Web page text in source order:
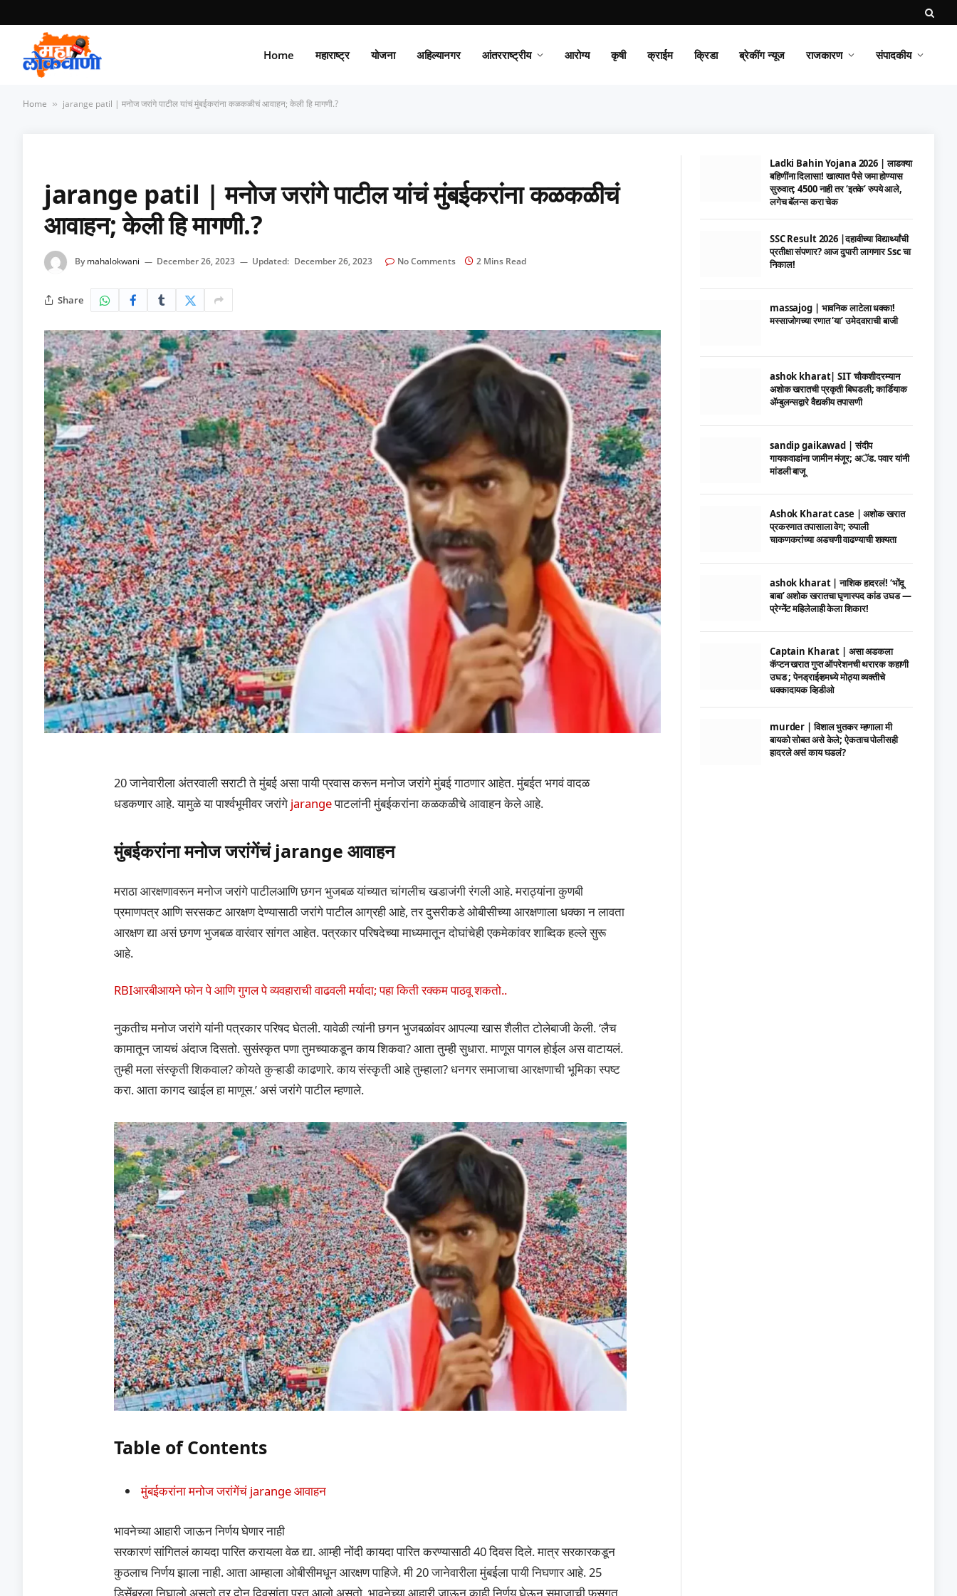
Home महाराष्ट्र योजना अहिल्यानगर आंतरराष्ट्रीय आरोग्य कृषी क्राईम क्रिडा ब्रेकींग न्यूज राजकारण संपादकीय
Home » jarange patil | मनोज जरांगे पाटील यांचं मुंबईकरांना कळकळीचं आवाहन; केली हि मागणी.?
jarange patil | मनोज जरांगे पाटील यांचं मुंबईकरांना कळकळीचं
आवाहन; केली हि मागणी.?
By mahalokwani December 26, 2023 Updated: December 26, 2023 No Comments 2 Mins Read
Share
20 जानेवारीला अंतरवाली सराटी ते मुंबई असा पायी प्रवास करून मनोज जरांगे मुंबई गाठणार आहेत. मुंबईत भगवं वादळ
धडकणार आहे. यामुळे या पार्श्वभूमीवर जरांगे jarangeपाटलांनी मुंबईकरांना कळकळीचे आवाहन केले आहे.
मुंबईकरांना मनोज जरांगेंचं jarange आवाहन
मराठा आरक्षणावरून मनोज जरांगे पाटीलआणि छगन भुजबळ यांच्यात चांगलीच खडाजंगी रंगली आहे. मराठ्यांना कुणबी
प्रमाणपत्र आणि सरसकट आरक्षण देण्यासाठी जरांगे पाटील आग्रही आहे, तर दुसरीकडे ओबीसीच्या आरक्षणाला धक्का न लावता
आरक्षण द्या असं छगण भुजबळ वारंवार सांगत आहेत. पत्रकार परिषदेच्या माध्यमातून दोघांचेही एकमेकांवर शाब्दिक हल्ले सुरू
आहे.
RBIआरबीआयने फोन पे आणि गुगल पे व्यवहाराची वाढवली मर्यादा; पहा किती रक्कम पाठवू शकतो..
नुकतीच मनोज जरांगे यांनी पत्रकार परिषद घेतली. यावेळी त्यांनी छगन भुजबळांवर आपल्या खास शैलीत टोलेबाजी केली. ‘लैच
कामातून जायचं अंदाज दिसतो. सुसंस्कृत पणा तुमच्याकडून काय शिकवा? आता तुम्ही सुधारा. माणूस पागल होईल अस वाटायलं.
तुम्ही मला संस्कृती शिकवाल? कोयते कुऱ्हाडी काढणारे. काय संस्कृती आहे तुम्हाला? धनगर समाजाचा आरक्षणाची भूमिका स्पष्ट
करा. आता कागद खाईल हा माणूस.’ असं जरांगे पाटील म्हणाले.
Table of Contents
मुंबईकरांना मनोज जरांगेंचं jarange आवाहन
भावनेच्या आहारी जाऊन निर्णय घेणार नाही
सरकारणं सांगितलं कायदा पारित करायला वेळ द्या. आम्ही नोंदी कायदा पारित करण्यासाठी 40 दिवस दिले. मात्र सरकारकडून
कुठलाच निर्णय झाला नाही. आता आम्हाला ओबीसीमधून आरक्षण पाहिजे. मी 20 जानेवारीला मुंबईला पायी निघणार आहे. 25
Ladki Bahin Yojana 2026 | लाडक्या
बहिणींना दिलासा! खात्यात पैसे जमा होण्यास
सुरुवात; 4500 नाही तर ‘इतके’ रुपये आले,
लगेच बॅलन्स करा चेक
SSC Result 2026 |दहावीच्या विद्यार्थ्यांची
प्रतीक्षा संपणार? आज दुपारी लागणार Ssc चा
निकाल!
massajog | भावनिक लाटेला धक्का!
मस्साजोगच्या रणात ‘या’ उमेदवाराची बाजी
ashok kharat| SIT चौकशीदरम्यान
अशोक खरातची प्रकृती बिघडली; कार्डियाक
ॲम्बुलन्सद्वारे वैद्यकीय तपासणी
sandip gaikawad | संदीप
गायकवाडांना जामीन मंजूर; अॅड. पवार यांनी
मांडली बाजू
Ashok Kharat case | अशोक खरात
प्रकरणात तपासाला वेग; रुपाली
चाकणकरांच्या अडचणी वाढण्याची शक्यता
ashok kharat | नाशिक हादरलं! ‘भोंदू
बाबा’ अशोक खरातचा घृणास्पद कांड उघड —
प्रेग्नेंट महिलेलाही केला शिकार!
Captain Kharat | असा अडकला
कॅप्टन खरात गुप्त ऑपरेशनची थरारक कहाणी
उघड ; पेनड्राईव्हमध्ये मोठ्या व्यक्तीचे
धक्कादायक व्हिडीओ
murder | विशाल भुतकर म्हणाला मी
बायको सोबत असे केले; ऐकताच पोलीसही
हादरले असं काय घडलं?